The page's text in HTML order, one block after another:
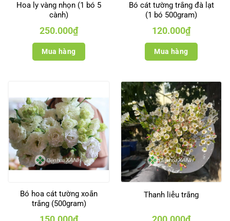
Hoa ly vàng nhọn (1 bó 5
cành)
250.000₫
Mua hàng
Bó cát tường trắng đà lạt
(1 bó 500gram)
120.000₫
Mua hàng
Bó hoa cát tường xoắn
trắng (500gram)
Thanh liễu trắng